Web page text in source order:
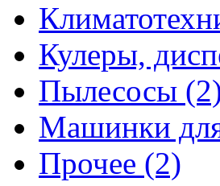
Кулеры,
Пылесосы
Машинки
Прочее (2)